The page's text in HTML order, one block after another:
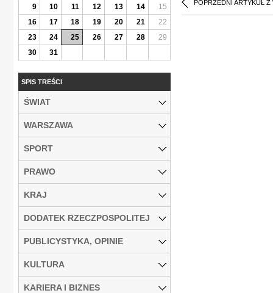
POPRZEDNI ARTYKUŁ Z
9
10 11 12 13 14
15
16
17 18 19 20 21
22
23
24 25 26 27 28
29
30
31
SPIS TREŚCI
ŚWIAT
WARSZAWA
SPORT
PRAWO
KRAJ
DODATEK RZECZPOSPOLITEJ
PUBLICYSTYKA, OPINIE
KULTURA
KARIERA I BIZNES